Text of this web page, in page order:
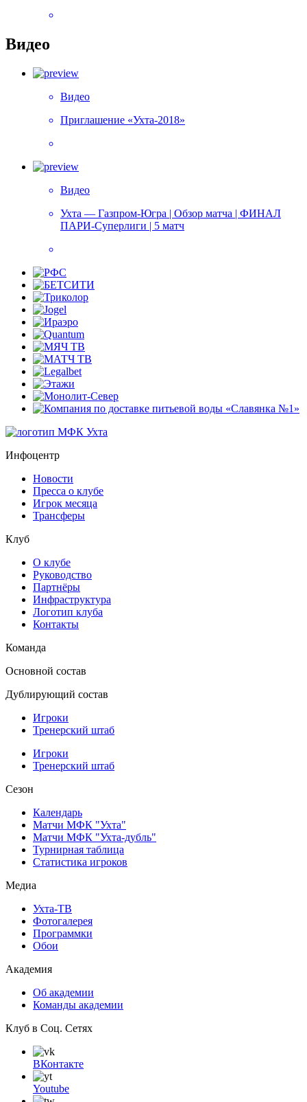
Видео
Видео
Приглашение «Ухта-2018»
Видео
Ухта — Газпром-Югра | Обзор матча | ФИНАЛ
ПАРИ-Суперлиги | 5 матч
Инфоцентр
Новости
Пресса о клубе
Игрок месяца
Трансферы
Клуб
О клубе
Руководство
Партнёры
Инфраструктура
Логотип клуба
Контакты
Команда
Основной состав
Дублирующий состав
Игроки
Тренерский штаб
Игроки
Тренерский штаб
Сезон
Календарь
Матчи МФК "Ухта"
Матчи МФК "Ухта-дубль"
Турнирная таблица
Статистика игроков
Медиа
Ухта-ТВ
Фотогалерея
Программки
Обои
Академия
Об академии
Команды академии
Клуб в Соц. Сетях
ВКонтакте
Youtube